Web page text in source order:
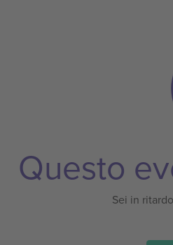
Questo
Sei in